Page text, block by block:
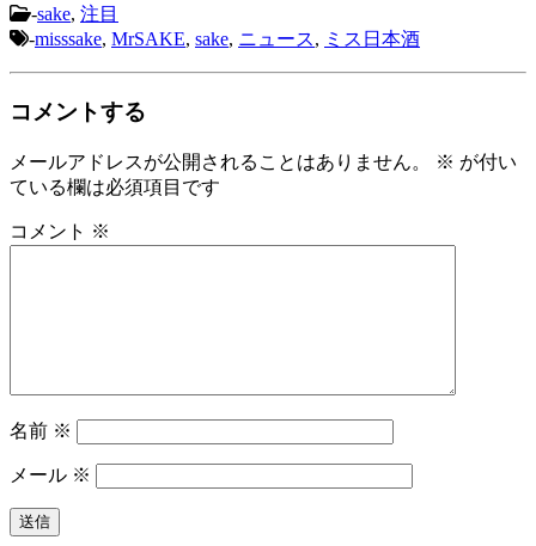
-sake, 注目
-misssake, MrSAKE, sake, ニュース, ミス日本酒
コメントする
メールアドレスが公開されることはありません。 ※ が付い
ている欄は必須項目です
コメント ※
名前 ※
メール ※